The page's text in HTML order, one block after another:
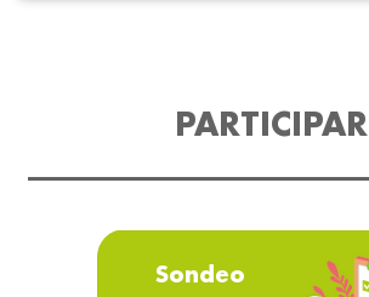
PARTICIPAR
Sondeo